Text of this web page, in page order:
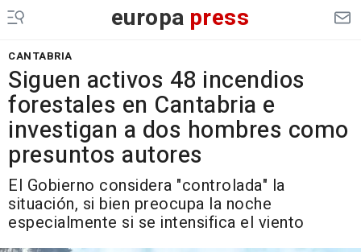
europa press
CANTABRIA
Siguen activos 48 incendios
forestales en Cantabria e
investigan a dos hombres como
presuntos autores
El Gobierno considera "controlada" la
situación, si bien preocupa la noche
especialmente si se intensifica el viento